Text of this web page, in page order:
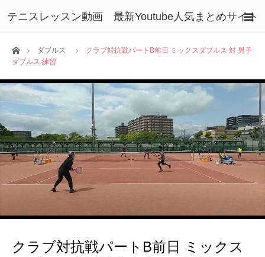
テニスレッスン動画 最新Youtube人気まとめサイト
ホームダブルス
クラブ対抗戦パートB前日 ミックスダブルス 対 男子
ダブルス 練習
クラブ対抗戦パートB前日 ミックス